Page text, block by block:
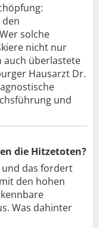
den
solche
nicht nur
auch überlastete
Hausarzt Dr.
und
die Hitzetoten?
das fordert
den hohen
Was dahinter